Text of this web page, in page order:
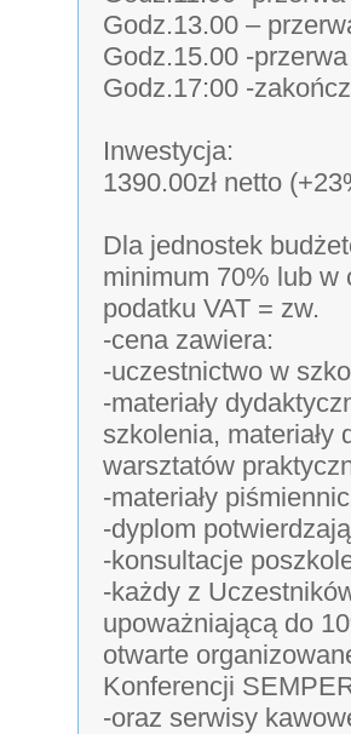
Godz.13.00 –
Godz.15.00 -
Godz.17:00 -
Inwestycja:
1390.00zł netto
Dla jednostek
minimum 70% lub w
podatku VAT = zw.
-cena zawiera:
-uczestnictwo w
-materiały
szkolenia, materiały
warsztatów
-materiały
-dyplom
-konsultacje
-każdy z
upoważniającą do
otwarte
Konferencji
-oraz serwisy